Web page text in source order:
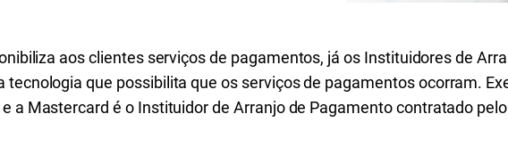
aos clientes serviços de pagamentos, já os Instituidores de
que possibilita que os serviços de pagamentos ocorram.
a Mastercard é o Instituidor de Arranjo de Pagamento contratado